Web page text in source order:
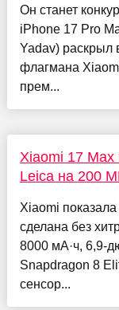
Он станет
iPhone 17 Pro
Yadav) раскрыл
флагмана
прем...
Xiaomi 17 Max
Leica на 200
Xiaomi
сделана без
8000 мА·ч, 6,9-
Snapdragon 8
сенсор...